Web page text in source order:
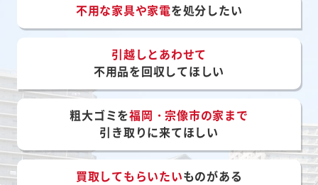
不用な家具や家電を処分したい
引越しとあわせて
不用品を回収してほしい
粗大ゴミを福岡・宗像市の家まで
引き取りに来てほしい
買取してもらいたいものがある